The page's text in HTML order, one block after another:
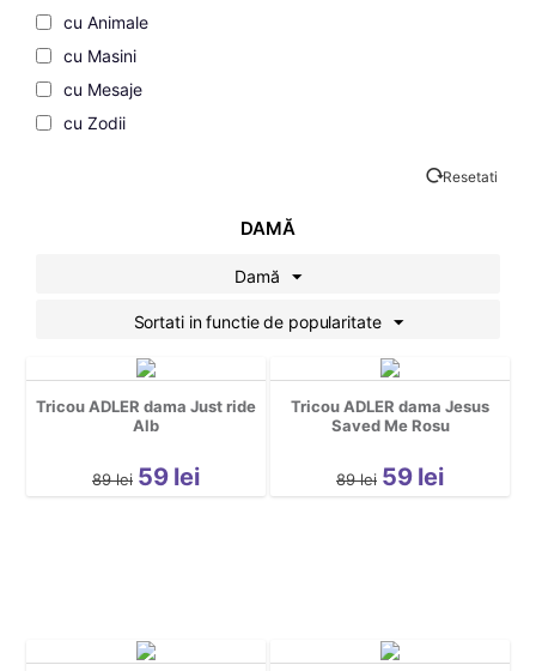
cu Animale
cu Masini
cu Mesaje
cu Zodii
Filme si Seriale
Gravide
pentru copii
Resetati
DAMĂ
Damă
Sortati in functie de popularitate
Tricou ADLER dama Just ride
Alb
89 lei 59 lei
Tricou ADLER dama Jesus
Saved Me Rosu
89 lei 59 lei